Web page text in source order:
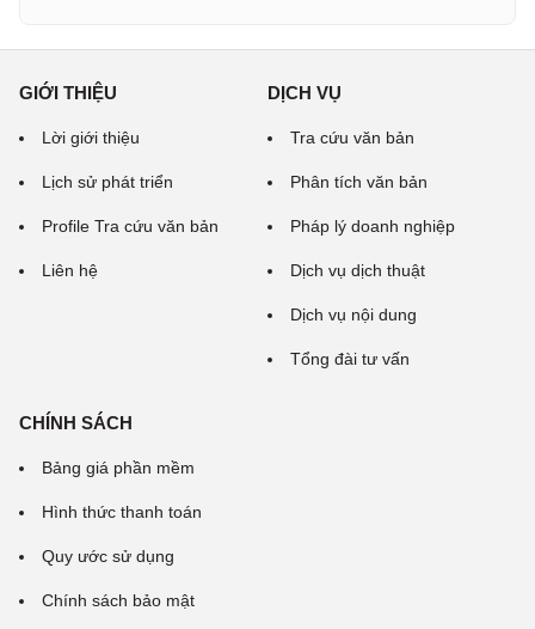
GIỚI THIỆU
Lời giới thiệu
Lịch sử phát triển
Profile Tra cứu văn bản
Liên hệ
DỊCH VỤ
Tra cứu văn bản
Phân tích văn bản
Pháp lý doanh nghiệp
Dịch vụ dịch thuật
Dịch vụ nội dung
Tổng đài tư vấn
CHÍNH SÁCH
Bảng giá phần mềm
Hình thức thanh toán
Quy ước sử dụng
Chính sách bảo mật